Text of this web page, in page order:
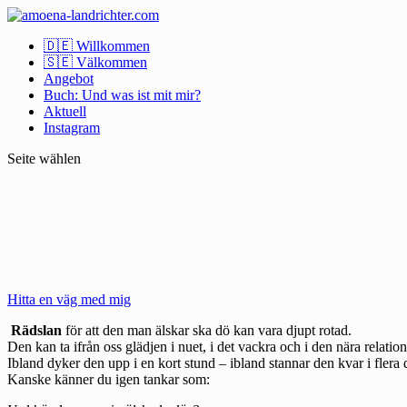
🇩🇪 Willkommen
🇸🇪 Välkommen
Angebot
Buch: Und was ist mit mir?
Aktuell
Instagram
Seite wählen
Hitta en väg med mig
Rädslan för att den man älskar ska dö kan vara djupt rotad.
Den kan ta ifrån oss glädjen i nuet, i det vackra och i den nära
Ibland dyker den upp i en kort stund – ibland stannar den kvar i flera
Kanske känner du igen tankar som: